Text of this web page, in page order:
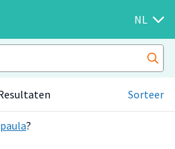
NL
Sorteer
paula?